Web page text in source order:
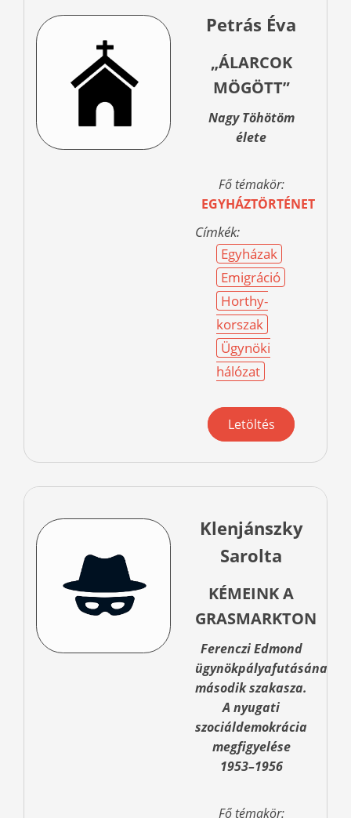
Petrás Éva
„ÁLARCOK
MÖGÖTT”
Nagy Töhötöm
élete
Fő témakör:
EGYHÁZTÖRTÉNET
Címkék:
Egyházak
Emigráció
Horthy-
korszak
Ügynöki
hálózat
Letöltés
Klenjánszky
Sarolta
KÉMEINK A
GRASMARKTON
Ferenczi Edmond
ügynökpályafutásának
második szakasza.
A nyugati
szociáldemokrácia
megfigyelése
1953–1956
Fő témakör: